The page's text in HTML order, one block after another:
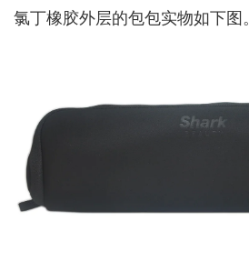
氯丁橡胶外层的包包实物如下图。